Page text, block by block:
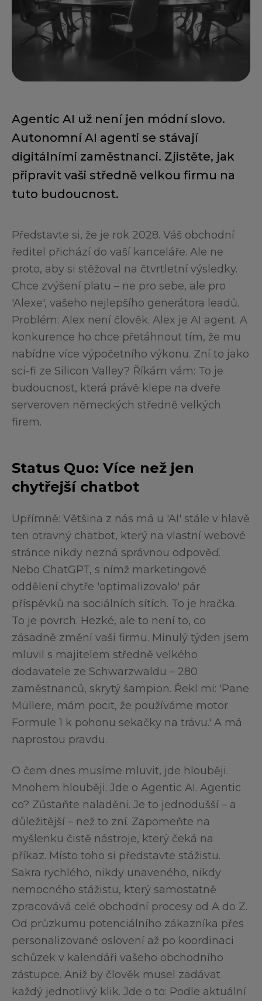
Agentic AI už není jen módní slovo.
Autonomní AI agenti se stávají
digitálními zaměstnanci. Zjistěte, jak
připravit vaši středně velkou firmu na
tuto budoucnost.
Představte si, že je rok 2028. Váš obchodní
ředitel přichází do vaší kanceláře. Ale ne
proto, aby si stěžoval na čtvrtletní výsledky.
Chce zvýšení platu – ne pro sebe, ale pro
'Alexe', vašeho nejlepšího generátora leadů.
Problém: Alex není člověk. Alex je AI agent. A
konkurence ho chce přetáhnout tím, že mu
nabídne více výpočetního výkonu. Zní to jako
sci-fi ze Silicon Valley? Říkám vám: To je
budoucnost, která právě klepe na dveře
serveroven německých středně velkých
firem.
Status Quo: Více než jen
chytřejší chatbot
Upřímně: Většina z nás má u 'AI' stále v hlavě
ten otravný chatbot, který na vlastní webové
stránce nikdy nezná správnou odpověď.
Nebo ChatGPT, s nímž marketingové
oddělení chytře 'optimalizovalo' pár
příspěvků na sociálních sítích. To je hračka.
To je povrch. Hezké, ale to není to, co
zásadně změní vaši firmu. Minulý týden jsem
mluvil s majitelem středně velkého
dodavatele ze Schwarzwaldu – 280
zaměstnanců, skrytý šampion. Řekl mi: 'Pane
Müllere, mám pocit, že používáme motor
Formule 1 k pohonu sekačky na trávu.' A má
naprostou pravdu.
O čem dnes musíme mluvit, jde hlouběji.
Mnohem hlouběji. Jde o Agentic AI. Agentic
co? Zůstaňte naladěni. Je to jednodušší – a
důležitější – než to zní. Zapomeňte na
myšlenku čistě nástroje, který čeká na
příkaz. Místo toho si představte stážistu.
Sakra rychlého, nikdy unaveného, nikdy
nemocného stážistu, který samostatně
zpracovává celé obchodní procesy od A do Z.
Od průzkumu potenciálního zákazníka přes
personalizované oslovení až po koordinaci
schůzek v kalendáři vašeho obchodního
zástupce. Aniž by člověk musel zadávat
každý jednotlivý klik. Jde o to: Podle aktuální